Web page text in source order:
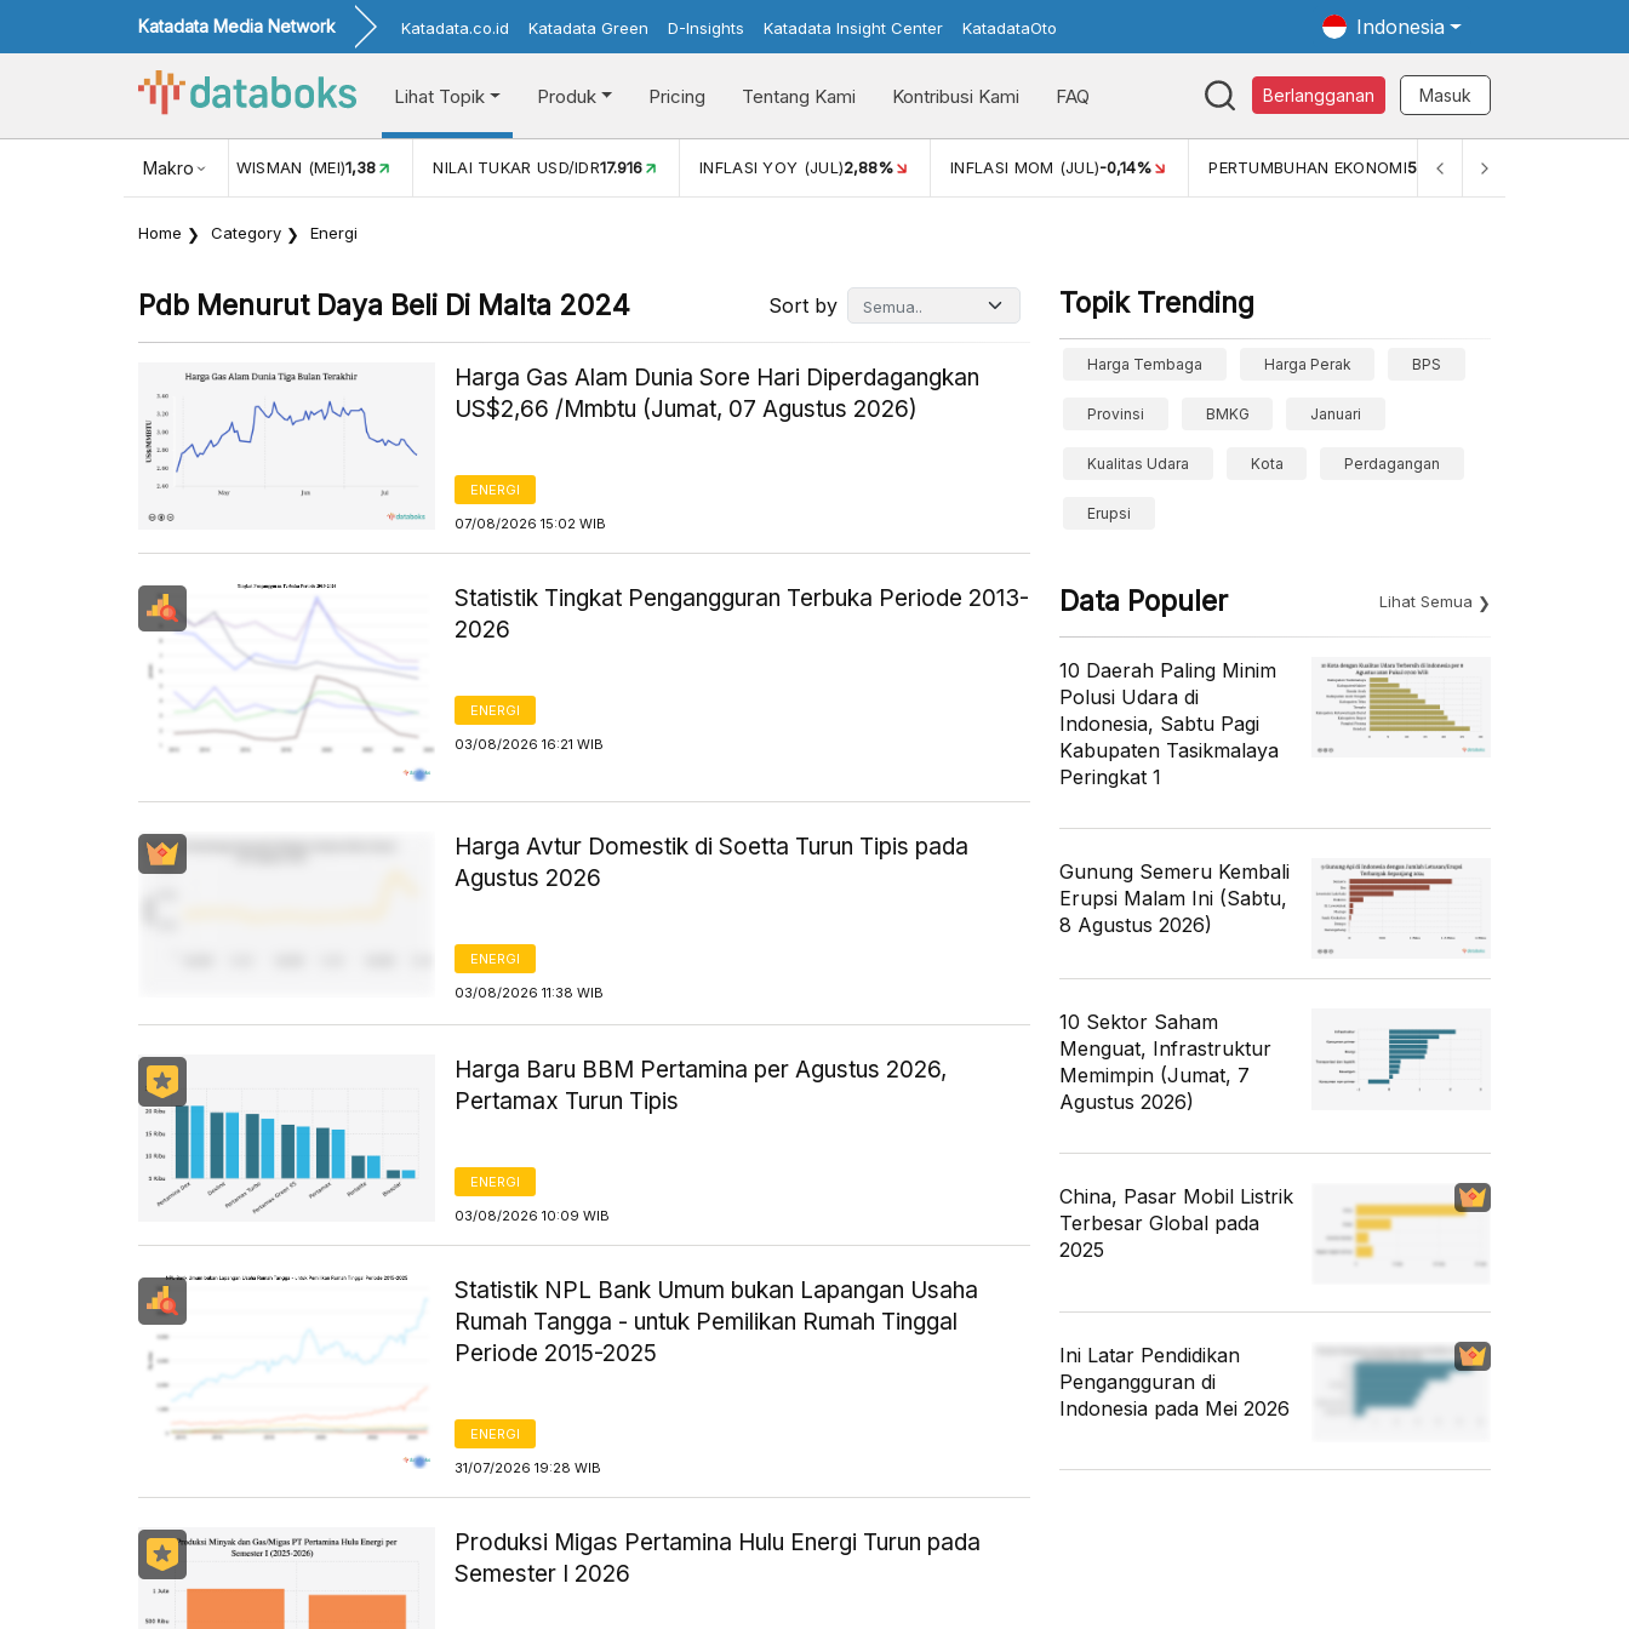
Katadata Media Network Katadata.co.id Katadata Green D-Insights Katadata Insight Center KatadataOto Indonesia
Lihat Topik Produk Pricing Tentang Kami Kontribusi Kami FAQ Berlangganan Masuk
Makro
KUNJUNGAN WISMAN (MEI)1,38 NILAI TUKAR USD/IDR17.916 INFLASI YOY (JUL)2,88% INFLASI MOM (JUL)-0,14% PERTUMBUHAN EKONOMI5,11%
Home Category Energi
Pdb Menurut Daya Beli Di Malta 2024 Sort by
Harga Gas Alam Dunia Sore Hari Diperdagangkan
US$2,66 /Mmbtu (Jumat, 07 Agustus 2026)
ENERGI
07/08/2026 15:02 WIB
Statistik Tingkat Pengangguran Terbuka Periode 2013-
2026
ENERGI
03/08/2026 16:21 WIB
Harga Avtur Domestik di Soetta Turun Tipis pada
Agustus 2026
ENERGI
03/08/2026 11:38 WIB
Harga Baru BBM Pertamina per Agustus 2026,
Pertamax Turun Tipis
ENERGI
03/08/2026 10:09 WIB
Statistik NPL Bank Umum bukan Lapangan Usaha
Rumah Tangga - untuk Pemilikan Rumah Tinggal
Periode 2015-2025
ENERGI
31/07/2026 19:28 WIB
Produksi Migas Pertamina Hulu Energi Turun pada
Semester I 2026
Topik Trending
Harga Tembaga Harga Perak BPS
Provinsi BMKG Januari
Kualitas Udara Kota Perdagangan
Erupsi
Data Populer Lihat Semua
10 Daerah Paling Minim
Polusi Udara di
Indonesia, Sabtu Pagi
Kabupaten Tasikmalaya
Peringkat 1
Gunung Semeru Kembali
Erupsi Malam Ini (Sabtu,
8 Agustus 2026)
10 Sektor Saham
Menguat, Infrastruktur
Memimpin (Jumat, 7
Agustus 2026)
China, Pasar Mobil Listrik
Terbesar Global pada
2025
Ini Latar Pendidikan
Pengangguran di
Indonesia pada Mei 2026